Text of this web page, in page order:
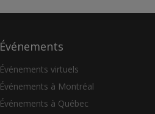
Événements
Événements virtuels
Événements à Montréal
Événements à Québec